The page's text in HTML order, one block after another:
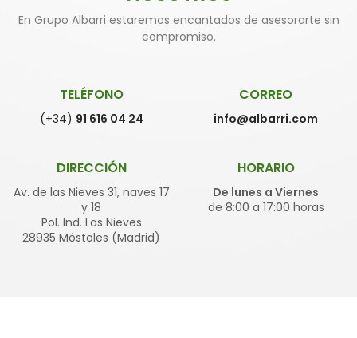
En Grupo Albarri estaremos encantados de asesorarte sin
compromiso.
TELÉFONO
(+34) 91 616 04 24
CORREO
info@albarri.com
DIRECCIÓN
Av. de las Nieves 31, naves 17
y 18
Pol. Ind. Las Nieves
28935 Móstoles (Madrid)
HORARIO
De lunes a Viernes
de 8:00 a 17:00 horas